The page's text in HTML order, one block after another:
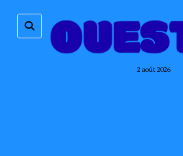
2 août 2026